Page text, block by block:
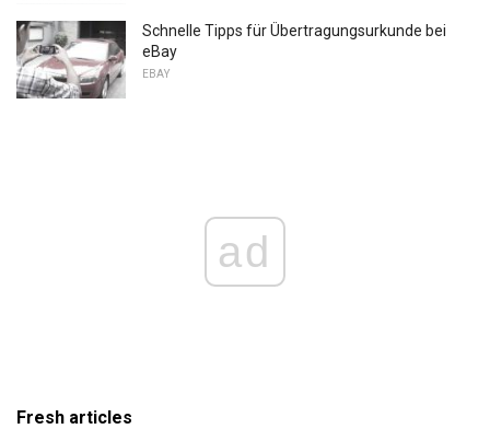
Schnelle Tipps für Übertragungsurkunde bei
eBay
EBAY
ad
Fresh articles